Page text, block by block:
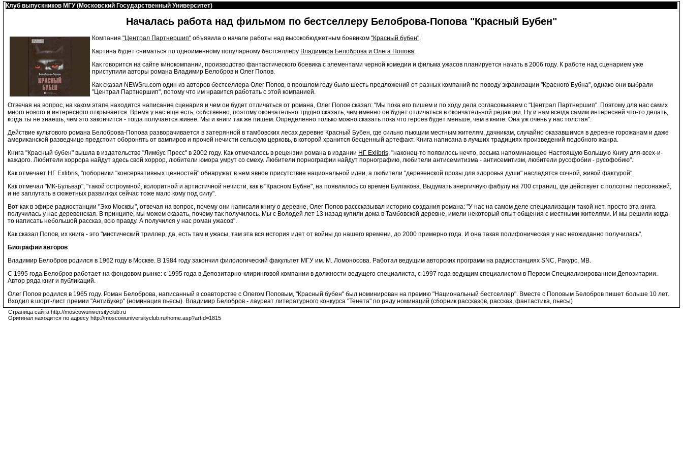
Клуб выпускников МГУ (Московский Государственный Университет)
Началась работа над фильмом по бестселлеру Белоброва-Попова "Красный Бубен"
Компания "Централ Партнершип" объявила о начале работы над высокобюджетным боевиком "Красный бубен"
Картина будет сниматься по одноименному популярному бестселлеру Владимира Белоброва и Олега Попова
Как говорится на сайте кинокомпании, производство фантастического боевика с элементами черной комедии и фильма ужасов планируется начать в 2006 году. К работе над сценарием уже
приступили авторы романа Владимир Белобров и Олег Попов.
Как сказал NEWSru.com один из авторов бестселлера Олег Попов, в прошлом году было шесть предложений от разных компаний по поводу экранизации "Красного Бубна", однако они выбрали
"Централ Партнершип", потому что им нравится работать с этой компанией.
Отвечая на вопрос, на каком этапе находится написание сценария и чем он будет отличаться от романа, Олег Попов сказал: "Мы пока его пишем и по ходу дела согласовываем с "Централ Партнершип". Поэтому для нас самих
много нового и интересного открывается. Время у нас еще есть, собственно, поэтому окончательно трудно сказать, чем именно он будет отличаться в окончательной редакции. Ну и нам всегда самим интересней что-то делать,
когда ты не знаешь, чем это закончится - тогда получается живее. Мы и книги так же пишем. Определенно только можно сказать пока что героев будет меньше, чем в книге. Она уж очень у нас толстая".
Действие культового романа Белоброва-Попова разворачивается в затерянной в тамбовских лесах деревне Красный Бубен, где сильно пьющим местным жителям, дачникам, случайно оказавшимся в деревне горожанам и даже
американской разведчице предстоит оборонять от вампиров и прочей нечисти сельскую церковь, в которой хранится бесценный артефакт. Книга написана в лучших традициях произведений подобного жанра.
Книга "Красный бубен" вышла в издательстве "Лимбус Пресс" в 2002 году. Как отмечалось в рецензии романа в издании НГ Exlibris , "наконец-то появилось нечто, весьма напоминающее Настоящую Большую Книгу для-всех-и-
каждого. Любители хоррора найдут здесь свой хоррор, любители юмора умрут со смеху. Любители порнографии найдут порнографию, любители антисемитизма - антисемитизм, любители русофобии - русофобию".
Как отмечает НГ Exlibris, "поборники "консервативных ценностей" обнаружат в нем явное присутствие национальной идеи, а любители "деревенской прозы для здоровья души" насладятся сочной, живой фактурой".
Как отмечал "МК-Бульвар", "такой остроумной, колоритной и артистичной нечисти, как в "Красном Бубне", на появлялось со времен Булгакова. Выдумать энергичную фабулу на 700 страниц, где действует с полсотни персонажей,
и не заплутать в сюжетных развилках сейчас тоже мало кому под силу".
Вот как в эфире радиостанции "Эхо Москвы", отвечая на вопрос, почему они написали книгу о деревне, Олег Попов расссказывал историю создания романа: "У нас на самом деле специализации такой нет, просто эта книга
получилась у нас деревенская. В принципе, мы можем сказать, почему так получилось. Мы с Володей лет 13 назад купили дома в Тамбовской деревне, имели некоторый опыт общения с местными жителями. И мы решили когда-
то написать небольшой рассказ, всю правду. А получился у нас роман ужасов".
Как сказал Попов, их книга - это "мистический триллер, да, есть там и ужасы, там эта вся история идет от войны до нашего времени, до 2000 примерно года. И она такая полифоническая у нас неожиданно получилась".
Биографии авторов
Владимир Белобров родился в 1962 году в Москве. В 1984 году закончил филологический факультет МГУ им. М. Ломоносова. Работал ведущим авторских программ на радиостанциях SNC, Ракурс, МВ.
С 1995 года Белобров работает на фондовом рынке: с 1995 года в Депозитарно-клиринговой компании в должности ведущего специалиста, с 1997 года ведущим специалистом в Первом Специализированном Депозитарии.
Автор ряда книг и публикаций.
Олег Попов родился в 1965 году. Роман Белоброва, написанный в соавторстве с Олегом Поповым, "Красный бубен" был номинирован на премию "Национальный бестселлер". Вместе с Поповым Белобров пишет больше 10 лет.
Входил в шорт-лист премии "Антибукер" (номинация пьесы). Владимир Белобров - лауреат литературного конкурса "Тенета" по ряду номинаций (сборник рассказов, рассказ, фантастика, пьесы)
Страница сайта http://moscowuniversityclub.ru
Оригинал находится по адресу http://moscowuniversityclub.ru/home.asp?artId=1815